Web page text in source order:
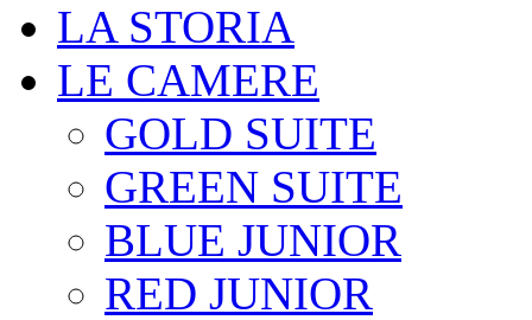
LA STORIA
LE CAMERE
GOLD SUITE
GREEN SUITE
BLUE JUNIOR
RED JUNIOR